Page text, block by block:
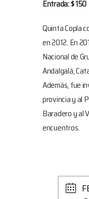
Entrada: $ 150
Quinta Copla
en 2012. En
Nacional de
Andalgalá,
Además, fue
provincia y al
Baradero y al
encuentros.